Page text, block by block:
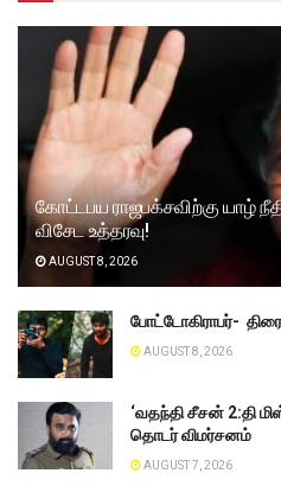
கோட்டபய ராஜபக்சவிற்கு யாழ்
விசேட உத்தரவு!
AUGUST 8, 2026
போட்டோகிராபர்-
AUGUST 8, 2026
‘வதந்தி சீசன் 2:தி
தொடர் விமர்சனம்
AUGUST 7, 2026